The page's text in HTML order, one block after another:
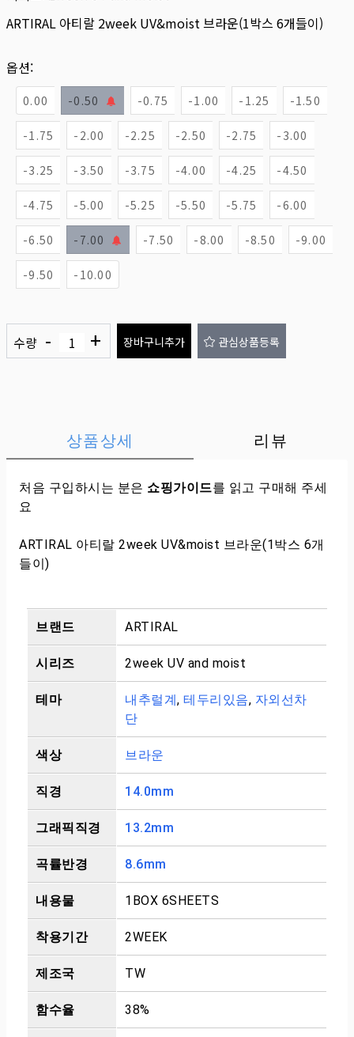
ARTIRAL 아티랄 2week UV&moist 브라운(1박스 6개들이)
옵션:
0.00 -0.50 -0.75 -1.00 -1.25 -1.50
-1.75 -2.00 -2.25 -2.50 -2.75 -3.00
-3.25 -3.50 -3.75 -4.00 -4.25 -4.50
-4.75 -5.00 -5.25 -5.50 -5.75 -6.00
-6.50 -7.00 -7.50 -8.00 -8.50 -9.00
-9.50 -10.00
수량 - + 장바구니추가 관심상품등록
상품상세 리뷰
처음 구입하시는 분은 쇼핑가이드를 읽고 구매해 주세
요
ARTIRAL 아티랄 2week UV&moist 브라운(1박스 6개
들이)
브랜드 ARTIRAL
시리즈 2week UV and moist
테마 내추럴계, 테두리있음, 자외선차
단
색상 브라운
직경 14.0mm
그래픽직경 13.2mm
곡률반경 8.6mm
내용물 1BOX 6SHEETS
착용기간 2WEEK
제조국 TW
함수율 38%